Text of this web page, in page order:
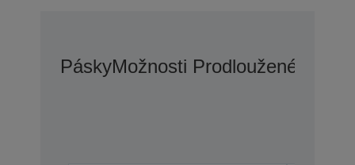
PáskyMožnosti Prodloužené